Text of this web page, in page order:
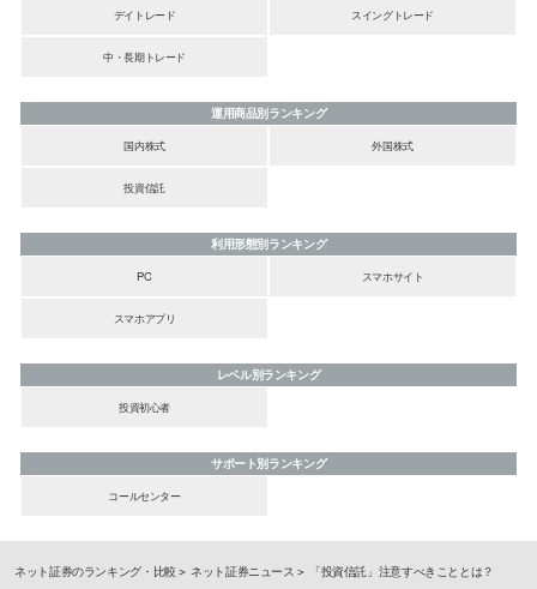
デイトレード
スイングトレード
中・長期トレード
運用商品別ランキング
国内株式
外国株式
投資信託
利用形態別ランキング
PC
スマホサイト
スマホアプリ
レベル別ランキング
投資初心者
サポート別ランキング
コールセンター
ネット証券のランキング・比較 ネット証券ニュース 「投資信託」注意すべきこととは？